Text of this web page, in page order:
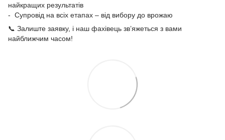
найкращих результатів
- Супровід на всіх етапах – від вибору до врожаю
📞 Залиште заявку, і наш фахівець зв’яжеться з вами
найближчим часом!